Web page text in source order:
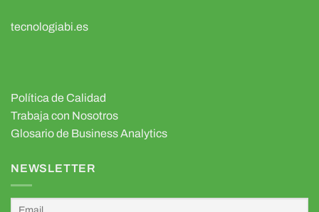
tecnologiabi.es
Política de Calidad
Trabaja con Nosotros
Glosario de Business Analytics
NEWSLETTER